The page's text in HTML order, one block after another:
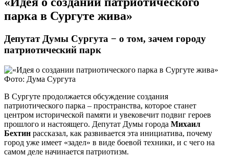
парка в Сургуте жива»
Депутат Думы Сургута − о том, зачем городу
патриотический парк
Фото: Дума Сургута
В Сургуте продолжается обсуждение создания
патриотического парка – пространства, которое станет
центром исторической памяти и увековечит подвиг героев
прошлого и настоящего. Депутат Думы города Михаил
Бехтин рассказал, как развивается эта инициатива, почему
город уже имеет «задел» в виде боевой техники, и с чего на
самом деле начинается патриотизм.